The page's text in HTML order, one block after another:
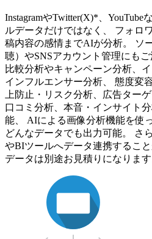
InstagramやTwitter(X)*、YouTube
ルデータだけではなく、 フォロ
稿内容の感情までAIが分析。 ソ
聴）やSNSアカウント管理にも
比較分析やキャンペーン分析、
インフルエンサー分析、 態度変
上防止・リスク分析、広告ター
口コミ分析、本音・インサイト
能、 AIによる画像分析機能を使
どんなデータでも出力可能。 さ
やBIツールへデータ連携するこ
データは別途お見積りになります